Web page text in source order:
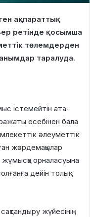
ақпараттық
ретінде қосымша
төлемдерден
таралуда.
істемейтін ата-
есебінен бала
әлеуметтік
жәрдемақылар
орналасуына
дейін толық
жүйесінің